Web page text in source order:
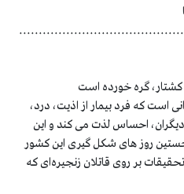
گره خورده است
است که فرد بیمار از اذیت، درد،
احساس لذت می کند و این
نخستين روز هاى شکل گيرى اين کشور
بر روی قاتلان زنجیره‌ای که